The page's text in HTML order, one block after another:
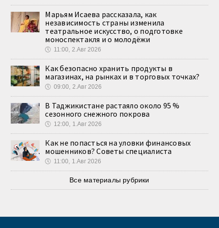
Марьям Исаева рассказала, как
независимость страны изменила
театральное искусство, о подготовке
моноспектакля и о молодёжи
🕔 11:00, 2.Авг 2026
Как безопасно хранить продукты в
магазинах, на рынках и в торговых точках?
🕔 09:00, 2.Авг 2026
В Таджикистане растаяло около 95 %
сезонного снежного покрова
🕔 12:00, 1.Авг 2026
Как не попасться на уловки финансовых
мошенников? Советы специалиста
🕔 11:00, 1.Авг 2026
Все материалы рубрики